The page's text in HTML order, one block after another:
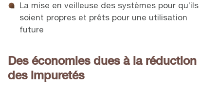
La mise en veilleuse des systèmes pour qu’ils
soient propres et prêts pour une utilisation
future
Des économies dues à la réduction
des impuretés